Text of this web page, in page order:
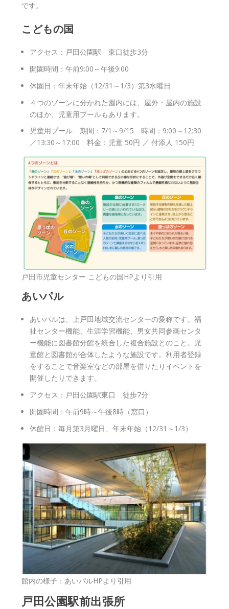
です。
こどもの国
アクセス：戸田公園駅 東口徒歩3分
開園時間：午前9:00～午後9:00
休園日：年末年始（12/31～1/3）第3水曜日
４つのゾーンに分かれた園内には、屋外・屋内の施設
のほか、児童用プールもあります。
児童用プール 期間：7/1～9/15 時間：9:00～12:30
／13:30～17:00 料金：児童 50円 ／ 付添人 150円
戸田市児童センター こどもの国HPより引用
あいパル
あいパルは、上戸田地域交流センターの愛称です。福
祉センター機能、生涯学習機能、男女共同参画センタ
ー機能に図書館分館を統合した複合施設とのこと。児
童館と図書館が合体したような施設です。利用者登録
をすることで音楽室などの部屋を借りたりイベントを
開催したりできます。
アクセス：戸田公園駅東口 徒歩7分
開園時間：午前9時～午後8時（窓口）
休館日：毎月第3月曜日、年末年始（12/31～1/3）
館内の様子：あいパルHPより引用
戸田公園駅前出張所